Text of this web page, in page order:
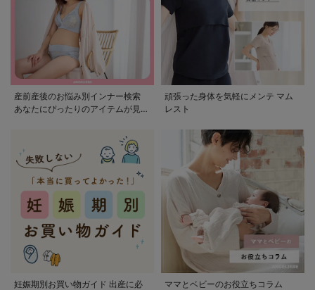
産前産後のお悩み別インナー検索
あなたにぴったりのアイテムが見つ
頑張った身体を気軽にメンテ マム
レスト
妊娠期別お買い物ガイド 出産に必
ママとベビーのお役立ちコラム